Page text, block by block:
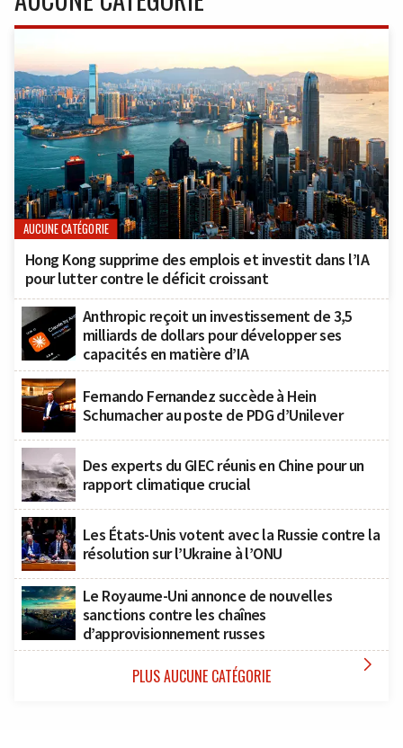
AUCUNE CATÉGORIE
Hong Kong supprime des emplois et investit dans l’IA
pour lutter contre le déficit croissant
Anthropic reçoit un investissement de 3,5
milliards de dollars pour développer ses
capacités en matière d’IA
Fernando Fernandez succède à Hein
Schumacher au poste de PDG d’Unilever
Des experts du GIEC réunis en Chine pour un
rapport climatique crucial
Les États-Unis votent avec la Russie contre la
résolution sur l’Ukraine à l’ONU
Le Royaume-Uni annonce de nouvelles
sanctions contre les chaînes
d’approvisionnement russes
PLUS AUCUNE CATÉGORIE 